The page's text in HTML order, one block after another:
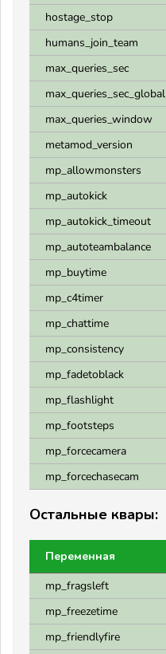
hostage_stop
humans_join_team
max_queries_sec
max_queries_sec_global
max_queries_window
metamod_version
mp_allowmonsters
mp_autokick
mp_autokick_timeout
mp_autoteambalance
mp_buytime
mp_c4timer
mp_chattime
mp_consistency
mp_fadetoblack
mp_flashlight
mp_footsteps
mp_forcecamera
mp_forcechasecam
Остальные квары:
Переменная
mp_fragsleft
mp_freezetime
mp_friendlyfire